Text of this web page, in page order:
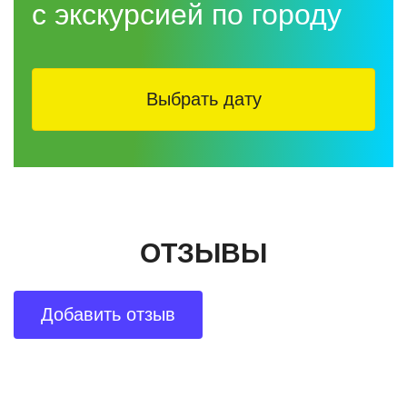
с экскурсией по городу
Выбрать дату
ОТЗЫВЫ
Добавить отзыв